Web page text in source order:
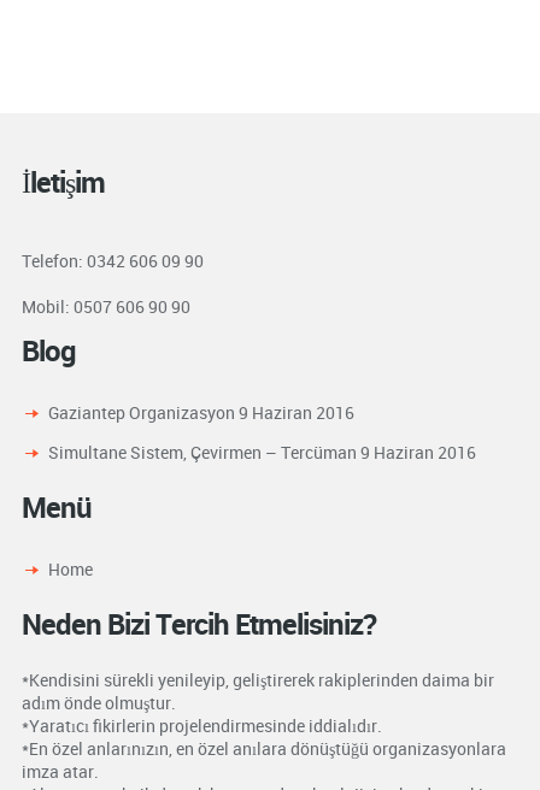
İletişim
Telefon: 0342 606 09 90
Mobil: 0507 606 90 90
Blog
Gaziantep Organizasyon 9 Haziran 2016
Simultane Sistem, Çevirmen – Tercüman 9 Haziran 2016
Menü
Home
Neden Bizi Tercih Etmelisiniz?
*Kendisini sürekli yenileyip, geliştirerek rakiplerinden daima bir
adım önde olmuştur.
*Yaratıcı fikirlerin projelendirmesinde iddialıdır.
*En özel anlarınızın, en özel anılara dönüştüğü organizasyonlara
imza atar.